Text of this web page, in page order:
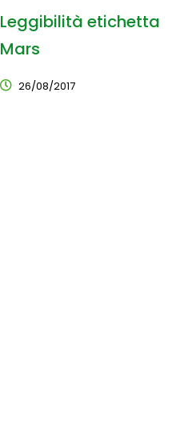
Leggibilità etichetta
Mars
26/08/2017